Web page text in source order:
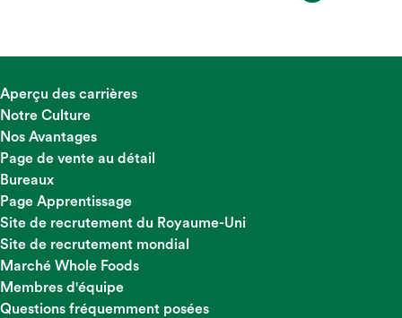
Aperçu des carrières
Notre Culture
Nos Avantages
Page de vente au détail
Bureaux
Page Apprentissage
Site de recrutement du Royaume-Uni
Site de recrutement mondial
Marché Whole Foods
Membres d'équipe
Questions fréquemment posées